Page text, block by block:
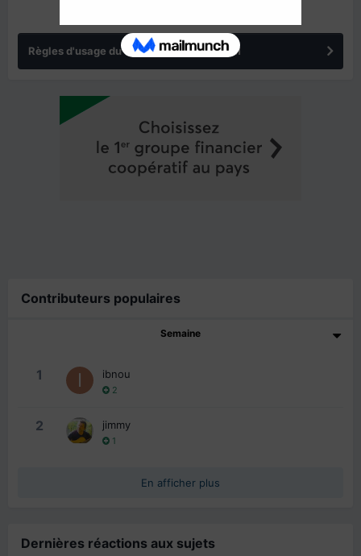
Règles d'usage du forum IMMIGRER.COM
Contributeurs populaires
Semaine
1 ibnou
2
2 jimmy
1
En afficher plus
Dernières réactions aux sujets